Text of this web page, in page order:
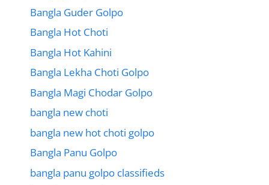
Bangla Guder Golpo
Bangla Hot Choti
Bangla Hot Kahini
Bangla Lekha Choti Golpo
Bangla Magi Chodar Golpo
bangla new choti
bangla new hot choti golpo
Bangla Panu Golpo
bangla panu golpo classifieds